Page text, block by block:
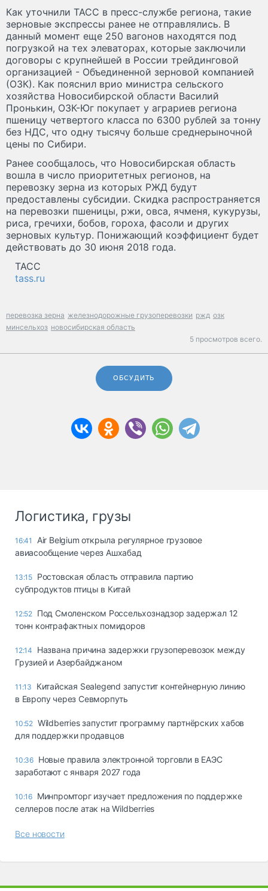
Как уточнили ТАСС в пресс-службе региона, такие
зерновые экспрессы ранее не отправлялись. В
данный момент еще 250 вагонов находятся под
погрузкой на тех элеваторах, которые заключили
договоры с крупнейшей в России трейдинговой
организацией - Объединенной зерновой компанией
(ОЗК). Как пояснил врио министра сельского
хозяйства Новосибирской области Василий
Пронькин, ОЗК-Юг покупает у аграриев региона
пшеницу четвертого класса по 6300 рублей за тонну
без НДС, что одну тысячу больше среднерыночной
цены по Сибири.
Ранее сообщалось, что Новосибирская область
вошла в число приоритетных регионов, на
перевозку зерна из которых РЖД будут
предоставлены субсидии. Скидка распространяется
на перевозки пшеницы, ржи, овса, ячменя, кукурузы,
риса, гречихи, бобов, гороха, фасоли и других
зерновых культур. Понижающий коэффициент будет
действовать до 30 июня 2018 года.
ТАСС
tass.ru
перевозка зерна железнодорожные грузоперевозки ржд озк
минсельхоз новосибирская область
5 просмотров всего.
ОБСУДИТЬ
Логистика, грузы
16:41
Air Belgium открыла регулярное грузовое
авиасообщение через Ашхабад
13:15 Ростовская область отправила партию
субпродуктов птицы в Китай
12:52 Под Смоленском Россельхознадзор задержал 12
тонн контрафактных помидоров
12:14
Названа причина задержки грузоперевозок между
Грузией и Азербайджаном
11:13
Китайская Sealegend запустит контейнерную линию
в Европу через Севморпуть
10:52 Wildberries запустит программу партнёрских хабов
для поддержки продавцов
10:36 Новые правила электронной торговли в ЕАЭС
заработают с января 2027 года
10:16 Минпромторг изучает предложения по поддержке
селлеров после атак на Wildberries
Все новости